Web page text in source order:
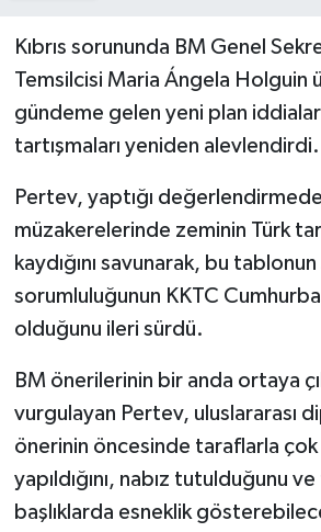
Kıbrıs sorununda BM Genel
Temsilcisi Maria Ángela Holguin
gündeme gelen yeni plan
tartışmaları yeniden alevlendirdi.
Pertev, yaptığı
müzakerelerinde zeminin Türk
kaydığını savunarak, bu
sorumluluğunun KKTC
olduğunu ileri sürdü.
BM önerilerinin bir anda ortaya
vurgulayan Pertev, uluslararası
önerinin öncesinde taraflarla çok
yapıldığını, nabız tutulduğunu
başlıklarda esneklik